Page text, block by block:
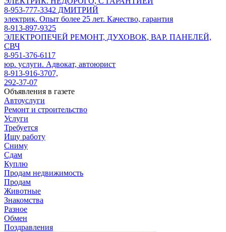
8-953-777-3342 ДМИТРИЙ
электрик. Опыт более 25 лет. Качество, гарантия
8-913-897-9325
ЭЛЕКТРОПЕЧЕЙ РЕМОНТ, ДУХОВОК, ВАР. ПАНЕЛЕЙ,
СВЧ
8-951-376-6117
юр. услуги. Адвокат, автоюрист
8-913-916-3707,
292-37-07
Объявления в газете
Автоуслуги
Ремонт и строительство
Услуги
Требуется
Ищу работу
Сниму
Сдам
Куплю
Продам недвижимость
Продам
Животные
Знакомства
Разное
Обмен
Поздравления